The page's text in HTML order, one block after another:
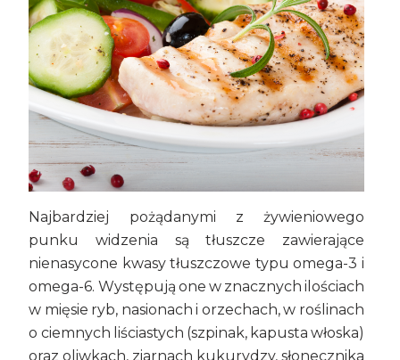
Najbardziej pożądanymi z żywieniowego
punku widzenia są tłuszcze zawierające
nienasycone kwasy tłuszczowe typu omega-3 i
omega-6. Występują one w znacznych ilościach
w mięsie ryb, nasionach i orzechach, w roślinach
o ciemnych liściastych (szpinak, kapusta włoska)
oraz oliwkach, ziarnach kukurydzy, słonecznika